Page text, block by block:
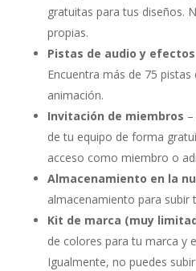
gratuitas para tus diseños.
propias.
Pistas de audio y
Encuentra más de 75
animación.
Invitación de miembros
de tu equipo de forma
acceso como miembro o
Almacenamiento en la
almacenamiento para subir
Kit de marca (muy
de colores para tu marca y
Igualmente, no puedes